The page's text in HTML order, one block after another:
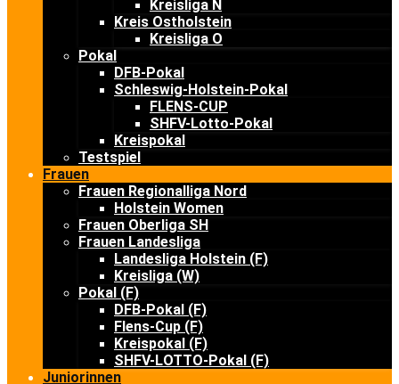
Kreisliga N
Kreis Ostholstein
Kreisliga O
Pokal
DFB-Pokal
Schleswig-Holstein-Pokal
FLENS-CUP
SHFV-Lotto-Pokal
Kreispokal
Testspiel
Frauen
Frauen Regionalliga Nord
Holstein Women
Frauen Oberliga SH
Frauen Landesliga
Landesliga Holstein (F)
Kreisliga (W)
Pokal (F)
DFB-Pokal (F)
Flens-Cup (F)
Kreispokal (F)
SHFV-LOTTO-Pokal (F)
Juniorinnen